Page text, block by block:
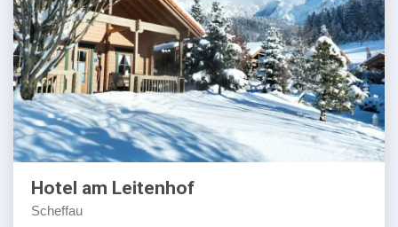
Hotel am Leitenhof
Scheffau